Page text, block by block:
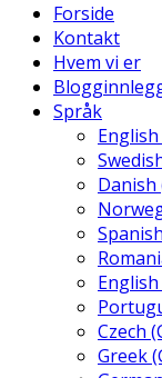
Forside
Kontakt
Hvem vi er
Språk
English
Danish
English
Czech
Greek